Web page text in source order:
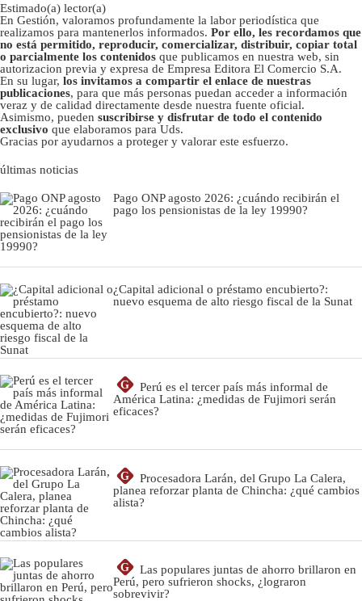
Estimado(a) lector(a)
En Gestión, valoramos profundamente la labor periodística que
realizamos para mantenerlos informados. Por ello, les recordamos que
no está permitido, reproducir, comercializar, distribuir, copiar total
o parcialmente los contenidos que publicamos en nuestra web, sin
autorizacion previa y expresa de Empresa Editora El Comercio S.A.
En su lugar, los invitamos a compartir el enlace de nuestras
publicaciones, para que más personas puedan acceder a información
veraz y de calidad directamente desde nuestra fuente oficial.
Asimismo, pueden suscribirse y disfrutar de todo el contenido
exclusivo que elaboramos para Uds.
Gracias por ayudarnos a proteger y valorar este esfuerzo.
últimas noticias
Pago ONP agosto 2026: ¿cuándo recibirán el
pago los pensionistas de la ley 19990?
¿Capital adicional o préstamo encubierto?:
nuevo esquema de alto riesgo fiscal de la Sunat
G
Perú es el tercer país más informal de
América Latina: ¿medidas de Fujimori serán
eficaces?
G
Procesadora Larán, del Grupo La Calera,
planea reforzar planta de Chincha: ¿qué cambios
alista?
G
Las populares juntas de ahorro brillaron en
Perú, pero sufrieron shocks, ¿lograron
sobrevivir?